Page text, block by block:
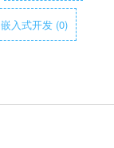
嵌入式开发 (0)